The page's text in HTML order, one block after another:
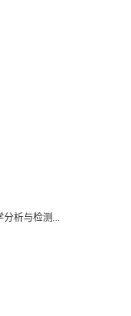
分析与检测...